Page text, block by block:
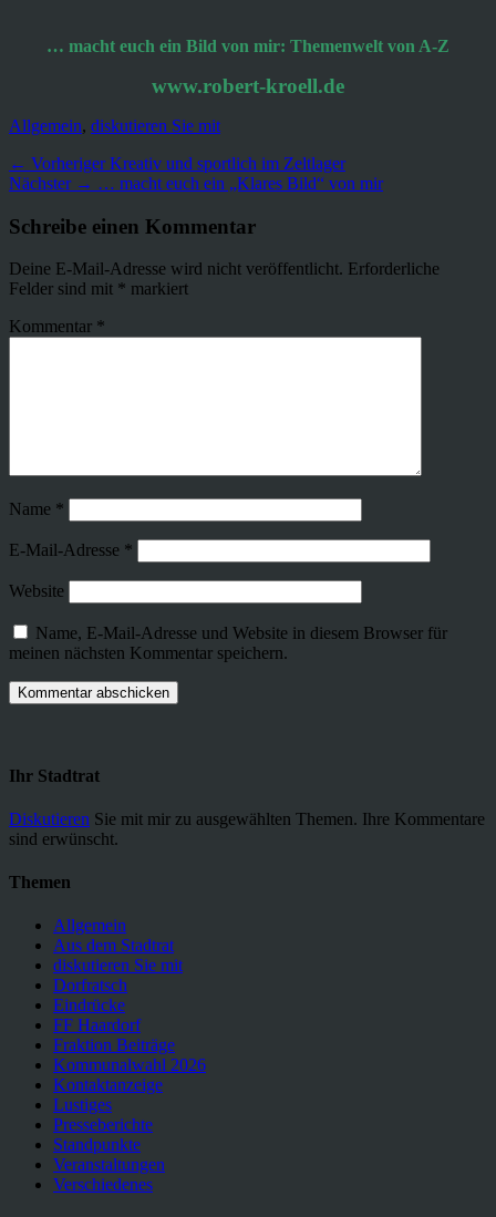
… macht euch ein Bild von mir: Themenwelt von A-Z
www.robert-kroell.de
Kategorien
Allgemein, diskutieren Sie mit
Beitragsnavigation
← Vorheriger Vorheriger
Beitrag:
Kreativ und sportlich im Zeltlager
Nächster →
Nächster
… macht euch ein „Klares Bild“ von mir
Schreibe einen Kommentar
Deine E-Mail-Adresse wird nicht veröffentlicht. Erforderliche
Felder sind mit * markiert
Kommentar *
Name *
E-Mail-Adresse *
Website
Name, E-Mail-Adresse und Website in diesem Browser für
meinen nächsten Kommentar speichern.
Ihr Stadtrat
Diskutieren Sie mit mir zu ausgewählten Themen. Ihre Kommentare
sind erwünscht.
Themen
Allgemein
Aus dem Stadtrat
diskutieren Sie mit
Dorfratsch
Eindrücke
FF Haardorf
Fraktion Beiträge
Kommunalwahl 2026
Kontaktanzeige
Lustiges
Presseberichte
Standpunkte
Veranstaltungen
Verschiedenes